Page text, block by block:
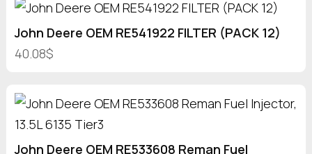
John Deere OEM RE541922 FILTER (PACK 12)
40.08$
John Deere OEM RE533608 Reman Fuel